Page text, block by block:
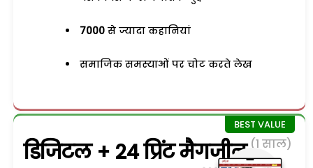
7000 से ज्यादा कहानियां
समाजिक समस्याओं पर चोट करते लेख
डिजिटल + 24 प्रिंट मैगजीन (1 साल)